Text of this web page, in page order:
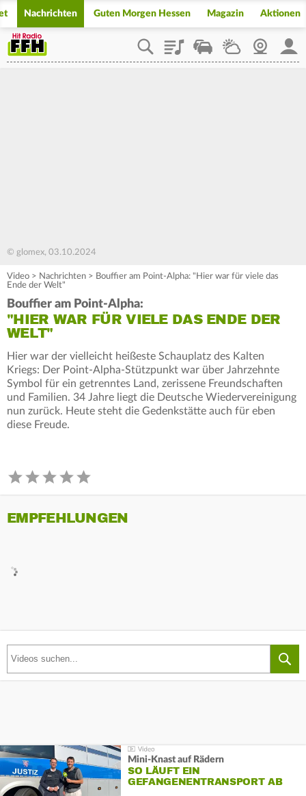
Nachrichten Guten Morgen Hessen Magazin Aktionen
PlaylistStaupilotWetterWebcam
© glomex, 03.10.2024
Video > Nachrichten > Bouffier am Point-Alpha: "Hier war für viele das
Ende der Welt"
Bouffier am Point-Alpha:
"HIER WAR FÜR VIELE DAS ENDE DER
WELT"
Hier war der vielleicht heißeste Schauplatz des Kalten
Kriegs: Der Point-Alpha-Stützpunkt war über Jahrzehnte
Symbol für ein getrenntes Land, zerissene Freundschaften
und Familien. 34 Jahre liegt die Deutsche Wiedervereinigung
nun zurück. Heute steht die Gedenkstätte auch für eben
diese Freude.
EMPFEHLUNGEN
Mini-Knast auf Rädern
SO LÄUFT EIN
GEFANGENENTRANSPORT AB